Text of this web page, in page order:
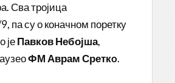
Сва тројица
па су о коначном поретку
јеПавков Небојша,
ФМ Аврам Среткo.